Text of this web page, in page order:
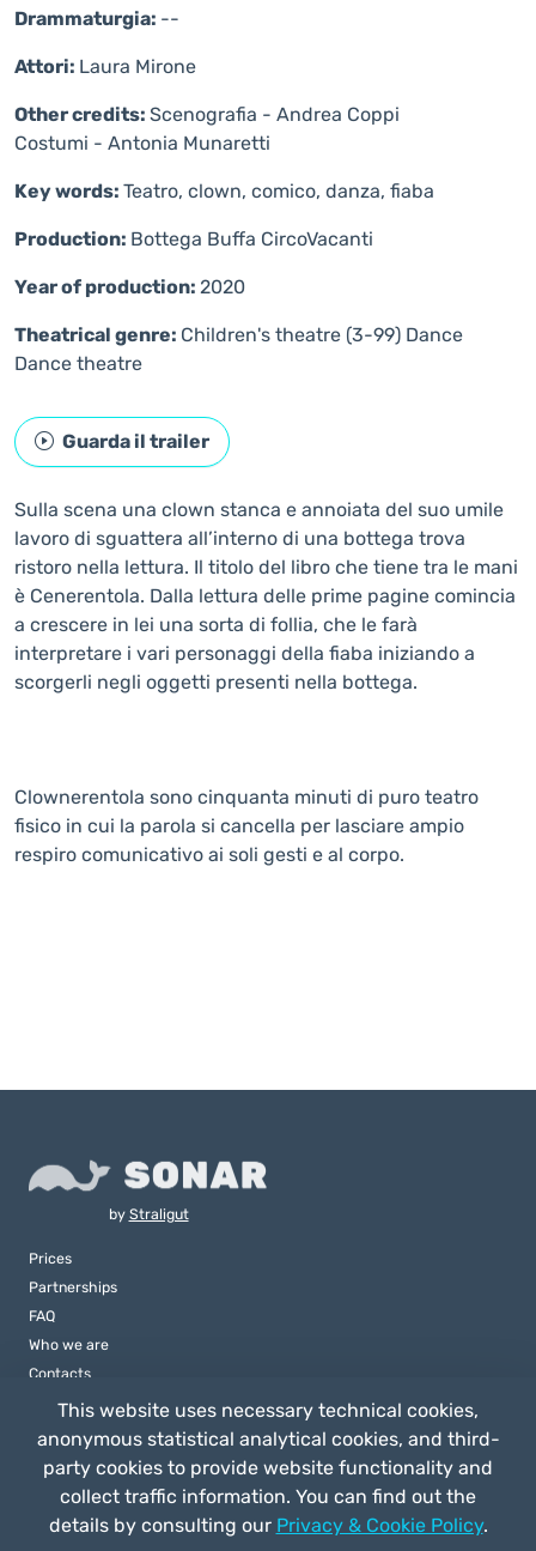
Drammaturgia: --
Attori: Laura Mirone
Other credits: Scenografia - Andrea Coppi
Costumi - Antonia Munaretti
Key words: Teatro, clown, comico, danza, fiaba
Production: Bottega Buffa CircoVacanti
Year of production: 2020
Theatrical genre: Children's theatre (3-99) Dance
Dance theatre
Guarda il trailer
Sulla scena una clown stanca e annoiata del suo umile
lavoro di sguattera all’interno di una bottega trova
ristoro nella lettura. Il titolo del libro che tiene tra le mani
è Cenerentola. Dalla lettura delle prime pagine comincia
a crescere in lei una sorta di follia, che le farà
interpretare i vari personaggi della fiaba iniziando a
scorgerli negli oggetti presenti nella bottega.
Clownerentola sono cinquanta minuti di puro teatro
fisico in cui la parola si cancella per lasciare ampio
respiro comunicativo ai soli gesti e al corpo.
Buy play
by Straligut
Prices
Partnerships
FAQ
Who we are
Contacts
This website uses necessary technical cookies,
anonymous statistical analytical cookies, and third-
party cookies to provide website functionality and
collect traffic information. You can find out the
details by consulting our Privacy & Cookie Policy.